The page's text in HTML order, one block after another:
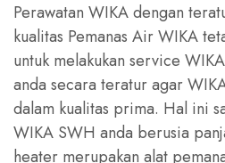
Perawatan WIKA dengan
kualitas Pemanas Air WIKA
untuk melakukan service
anda secara teratur agar
dalam kualitas prima. Hal ini
WIKA SWH anda berusia
heater merupakan alat